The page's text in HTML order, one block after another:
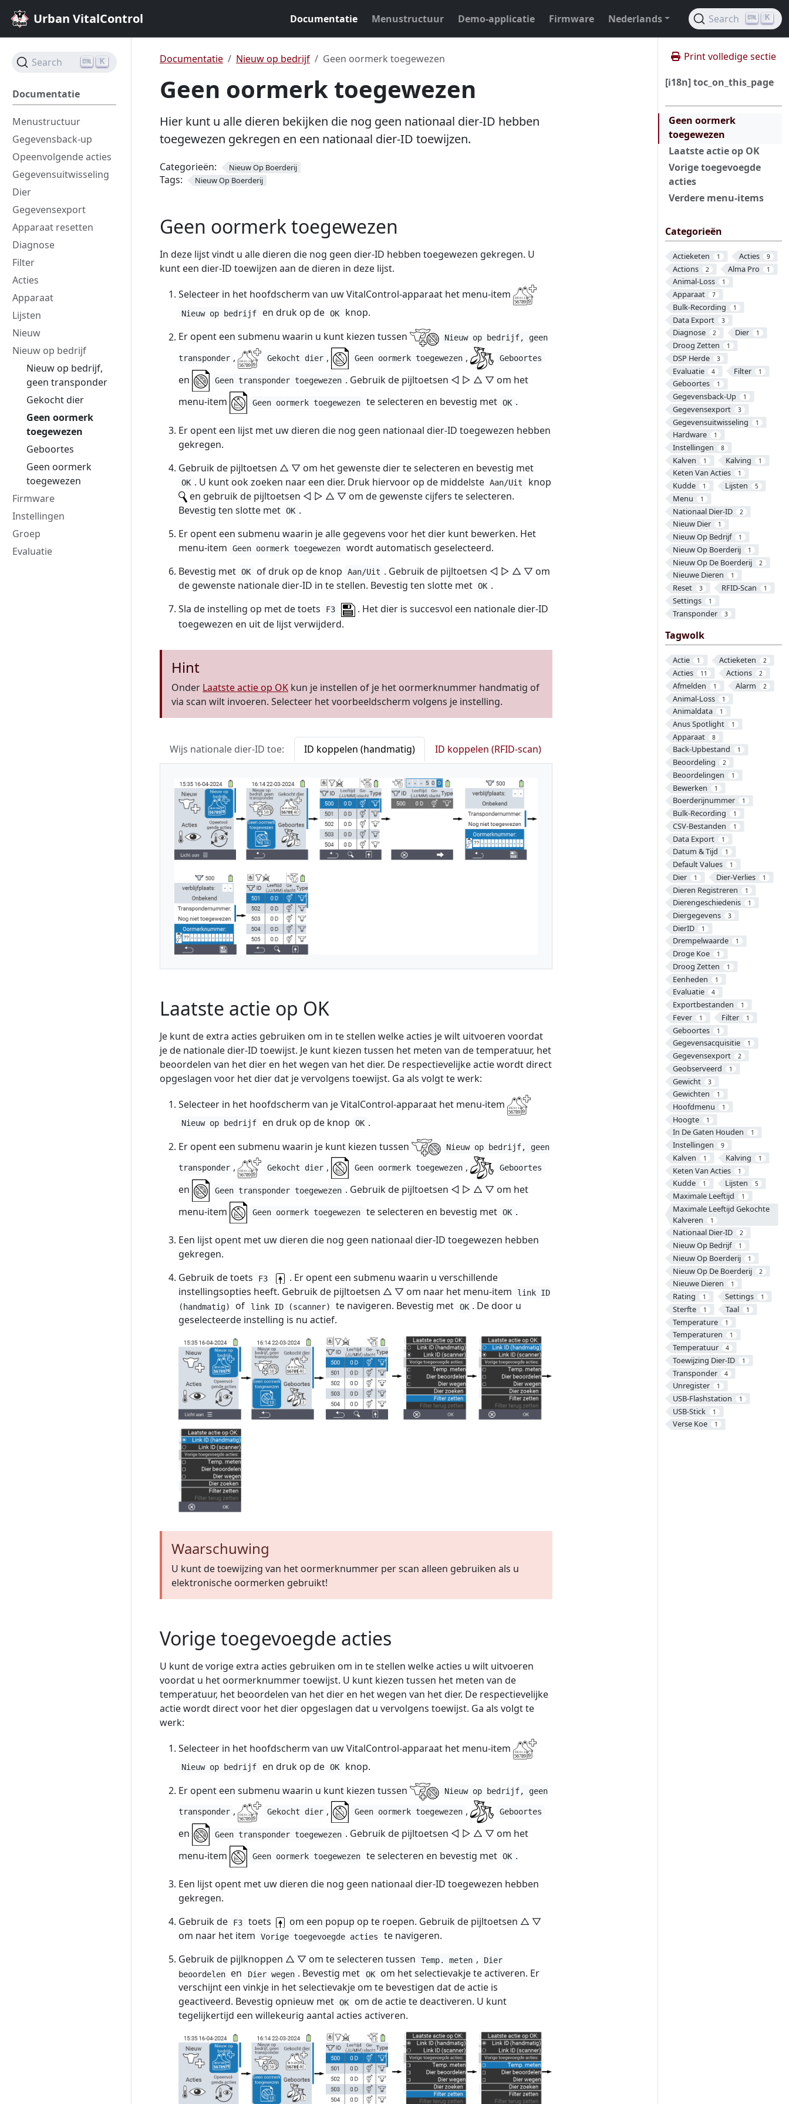
Urban VitalControl Documentatie Menustructuur Demo-applicatie Firmware Nederlands Search K
Search K
Documentatie
Menustructuur
Gegevensback-up
Opeenvolgende acties
Gegevensuitwisseling
Dier
Gegevensexport
Apparaat resetten
Diagnose
Filter
Acties
Apparaat
Lijsten
Nieuw
Nieuw op bedrijf
Nieuw op bedrijf,
geen transponder
Gekocht dier
Geen oormerk
toegewezen
Geboortes
Geen oormerk
toegewezen
Firmware
Instellingen
Groep
Evaluatie
Print volledige sectie
[i18n] toc_on_this_page
Geen oormerk
toegewezen
Laatste actie op OK
Vorige toegevoegde
acties
Verdere menu-items
Categorieën
Actieketen 1 Acties 9
Actions 2 Alma Pro 1
Animal-Loss 1
Apparaat 7
Bulk-Recording 1
Data Export 3
Diagnose 2 Dier 1
Droog Zetten 1
DSP Herde 3
Evaluatie 4 Filter 1
Geboortes 1
Gegevensback-Up 1
Gegevensexport 3
Gegevensuitwisseling 1
Hardware 1
Instellingen 8
Kalven 1 Kalving 1
Keten Van Acties 1
Kudde 1 Lijsten 5
Menu 1
Nationaal Dier-ID 2
Nieuw Dier 1
Nieuw Op Bedrijf 1
Nieuw Op Boerderij 1
Nieuw Op De Boerderij 2
Nieuwe Dieren 1
Reset 3 RFID-Scan 1
Settings 1
Transponder 3
Tagwolk
Actie 1 Actieketen 2
Acties 11 Actions 2
Afmelden 1 Alarm 2
Animal-Loss 1
Animaldata 1
Anus Spotlight 1
Apparaat 8
Back-Upbestand 1
Beoordeling 2
Beoordelingen 1
Bewerken 1
Boerderijnummer 1
Bulk-Recording 1
CSV-Bestanden 1
Data Export 1
Datum & Tijd 1
Default Values 1
Dier 1 Dier-Verlies 1
Dieren Registreren 1
Dierengeschiedenis 1
Diergegevens 3
DierID 1
Drempelwaarde 1
Droge Koe 1
Droog Zetten 1
Eenheden 1
Evaluatie 4
Exportbestanden 1
Fever 1 Filter 1
Geboortes 1
Gegevensacquisitie 1
Gegevensexport 2
Geobserveerd 1
Gewicht 3
Gewichten 1
Hoofdmenu 1
Hoogte 1
In De Gaten Houden 1
Instellingen 9
Kalven 1 Kalving 1
Keten Van Acties 1
Kudde 1 Lijsten 5
Maximale Leeftijd 1
Maximale Leeftijd Gekochte
Kalveren
1
Nationaal Dier-ID 2
Nieuw Op Bedrijf 1
Nieuw Op Boerderij 1
Nieuw Op De Boerderij 2
Nieuwe Dieren 1
Rating 1 Settings 1
Sterfte 1 Taal 1
Temperature 1
Temperaturen 1
Temperatuur 4
Toewijzing Dier-ID 1
Transponder 4
Unregister 1
USB-Flashstation 1
USB-Stick 1
Verse Koe 1
Documentatie Nieuw op bedrijf Geen oormerk toegewezen
Geen oormerk toegewezen
Hier kunt u alle dieren bekijken die nog geen nationaal dier-ID hebben
toegewezen gekregen en een nationaal dier-ID toewijzen.
Categorieën: Nieuw Op Boerderij
Tags: Nieuw Op Boerderij
Geen oormerk toegewezen
In deze lijst vindt u alle dieren die nog geen dier-ID hebben toegewezen gekregen. U
kunt een dier-ID toewijzen aan de dieren in deze lijst.
Selecteer in het hoofdscherm van uw VitalControl-apparaat het menu-item
Nieuw op bedrijf en druk op de OK
knop.
Er opent een submenu waarin u kunt kiezen tussen
Nieuw op bedrijf, geen
transponder , Gekocht dier , Geen oormerk toegewezen , Geboortes
en Geen transponder toegewezen . Gebruik de pijltoetsen ◁ ▷ △ ▽ om het
menu-item
Geen oormerk toegewezen te selecteren en bevestig met OK .
Er opent een lijst met uw dieren die nog geen nationaal dier-ID toegewezen hebben
gekregen.
Gebruik de pijltoetsen △ ▽ om het gewenste dier te selecteren en bevestig met
OK . U kunt ook zoeken naar een dier. Druk hiervoor op de middelste Aan/Uit
knop
en gebruik de pijltoetsen ◁ ▷ △ ▽ om de gewenste cijfers te selecteren.
Bevestig ten slotte met OK .
Er opent een submenu waarin je alle gegevens voor het dier kunt bewerken. Het
menu-item
Geen oormerk toegewezen
wordt automatisch geselecteerd.
Bevestig met OK of druk op de knop Aan/Uit . Gebruik de pijltoetsen ◁ ▷ △ ▽ om
de gewenste nationale dier-ID in te stellen. Bevestig ten slotte met OK .
Sla de instelling op met de toets
F3
. Het dier is succesvol een nationale dier-ID
toegewezen en uit de lijst verwijderd.
Hint
Onder Laatste actie op OK kun je instellen of je het oormerknummer handmatig of
via scan wilt invoeren. Selecteer het voorbeeldscherm volgens je instelling.
Wijs nationale dier-ID toe: ID koppelen (handmatig) ID koppelen (RFID-scan)
Laatste actie op OK
Je kunt de extra acties gebruiken om in te stellen welke acties je wilt uitvoeren voordat
je de nationale dier-ID toewijst. Je kunt kiezen tussen het meten van de temperatuur, het
beoordelen van het dier en het wegen van het dier. De respectievelijke actie wordt direct
opgeslagen voor het dier dat je vervolgens toewijst. Ga als volgt te werk:
Selecteer in het hoofdscherm van je VitalControl-apparaat het menu-item
Nieuw op bedrijf en druk op de knop OK .
Er opent een submenu waarin je kunt kiezen tussen
Nieuw op bedrijf, geen
transponder , Gekocht dier , Geen oormerk toegewezen , Geboortes
en Geen transponder toegewezen . Gebruik de pijltoetsen ◁ ▷ △ ▽ om het
menu-item
Geen oormerk toegewezen te selecteren en bevestig met OK .
Een lijst opent met uw dieren die nog geen nationaal dier-ID toegewezen hebben
gekregen.
Gebruik de toets
F3
. Er opent een submenu waarin u verschillende
instellingsopties heeft. Gebruik de pijltoetsen △ ▽ om naar het menu-item
link ID
(handmatig)
of link ID (scanner) te navigeren. Bevestig met OK . De door u
geselecteerde instelling is nu actief.
Waarschuwing
U kunt de toewijzing van het oormerknummer per scan alleen gebruiken als u
elektronische oormerken gebruikt!
Vorige toegevoegde acties
U kunt de vorige extra acties gebruiken om in te stellen welke acties u wilt uitvoeren
voordat u het oormerknummer toewijst. U kunt kiezen tussen het meten van de
temperatuur, het beoordelen van het dier en het wegen van het dier. De respectievelijke
actie wordt direct voor het dier opgeslagen dat u vervolgens toewijst. Ga als volgt te
werk:
Selecteer in het hoofdscherm van uw VitalControl-apparaat het menu-item
Nieuw op bedrijf en druk op de OK
knop.
Er opent een submenu waarin u kunt kiezen tussen
Nieuw op bedrijf, geen
transponder , Gekocht dier , Geen oormerk toegewezen , Geboortes
en Geen transponder toegewezen . Gebruik de pijltoetsen ◁ ▷ △ ▽ om het
menu-item
Geen oormerk toegewezen te selecteren en bevestig met OK .
Een lijst opent met uw dieren die nog geen nationaal dier-ID toegewezen hebben
gekregen.
Gebruik de
F3 toets
om een popup op te roepen. Gebruik de pijltoetsen △ ▽
om naar het item
Vorige toegevoegde acties
te navigeren.
Gebruik de pijlknoppen △ ▽ om te selecteren tussen
Temp. meten ,
Dier
beoordelen
en Dier wegen . Bevestig met OK
om het selectievakje te activeren. Er
verschijnt een vinkje in het selectievakje om te bevestigen dat de actie is
geactiveerd. Bevestig opnieuw met OK
om de actie te deactiveren. U kunt
tegelijkertijd een willekeurig aantal acties activeren.